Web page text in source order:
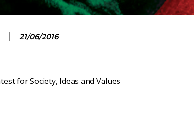
21/06/2016
for Society, Ideas and Values